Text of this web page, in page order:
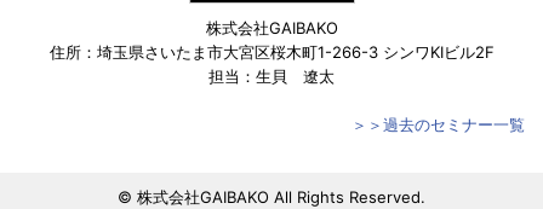
株式会社GAIBAKO
住所：埼玉県さいたま市大宮区桜木町1-266-3 シンワKIビル2F
担当：生貝 遼太
＞＞過去のセミナー一覧
© 株式会社GAIBAKO All Rights Reserved.